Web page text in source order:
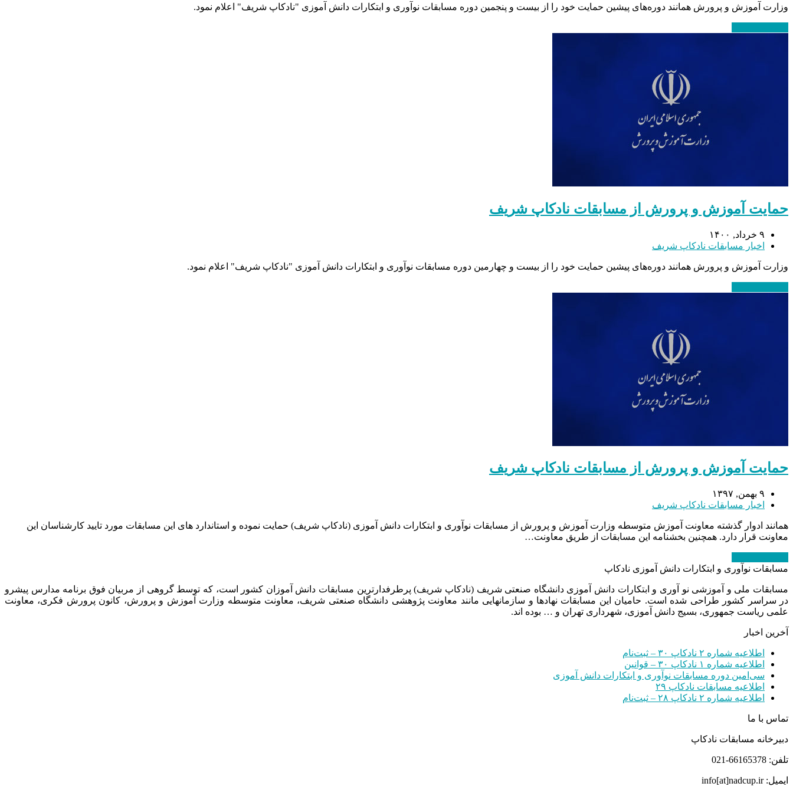
وزارت آموزش و پرورش همانند دوره‌های پیشین حمایت خود را از بیست و پنجمین دوره مسابقات نوآوری و ابتکارات دانش آموزی "نادکاپ شریف" اعلام نمود.
حمایت آموزش و پرورش از مسابقات نادکاپ شریف
۹ خرداد, ۱۴۰۰
اخبار مسابقات نادکاپ شریف
وزارت آموزش و پرورش همانند دوره‌های پیشین حمایت خود را از بیست و چهارمین دوره مسابقات نوآوری و ابتکارات دانش آموزی "نادکاپ شریف" اعلام نمود.
حمایت آموزش و پرورش از مسابقات نادکاپ شریف
۹ بهمن, ۱۳۹۷
اخبار مسابقات نادکاپ شریف
همانند ادوار گذشته معاونت آموزش متوسطه وزارت آموزش و پرورش از مسابقات نوآوری و ابتکارات دانش آموزی (نادکاپ شریف) حمایت نموده و استاندارد های این مسابقات مورد تایید کارشناسان این
معاونت قرار دارد. همچنین بخشنامه این مسابقات از طریق معاونت…
مسابقات نوآوری و ابتکارات دانش آموزی نادکاپ
مسابقات ملی و آموزشی نو آوری و ابتکارات دانش آموزی دانشگاه صنعتی شریف (نادکاپ شریف) پرطرفدارترین مسابقات دانش آموزان کشور است، که توسط گروهی از مربیان فوق برنامه مدارس پیشرو
در سراسر کشور طراحی شده است. حامیان این مسابقات نهادها و سازمانهایی مانند معاونت پژوهشی دانشگاه صنعتی شریف، معاونت متوسطه وزارت آموزش و پرورش، کانون پرورش فکری، معاونت
علمی ریاست جمهوری، بسیج دانش آموزی، شهرداری تهران و … بوده اند.
آخرین اخبار
اطلاعیه شماره ۲ نادکاپ ۳۰ – ثبت‌نام
اطلاعیه شماره ۱ نادکاپ ۳۰ – قوانین
سی‌امین دوره مسابقات نوآوری و ابتکارات دانش آموزی
اطلاعیه مسابقات نادکاپ ۲۹
اطلاعیه شماره ۲ نادکاپ ۲۸ – ثبت‌نام
تماس با ما
دبیرخانه مسابقات نادکاپ
تلفن: 66165378-021
ایمیل: info[at]nadcup.ir